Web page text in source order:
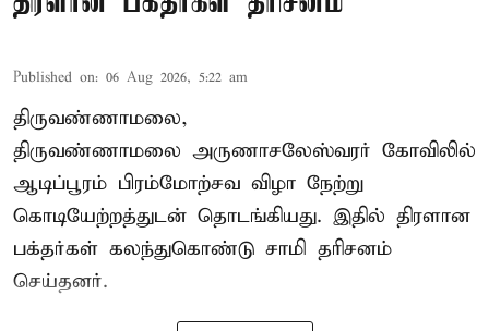
Published on: 06 Aug 2026, 5:22 am
திருவண்ணாமலை,
திருவண்ணாமலை அருணாசலேஸ்வரர் கோவிலில்
ஆடிப்பூரம் பிரம்மோற்சவ விழா நேற்று
கொடியேற்றத்துடன் தொடங்கியது. இதில் திரளான
பக்தர்கள் கலந்துகொண்டு சாமி தரிசனம்
செய்தனர்.